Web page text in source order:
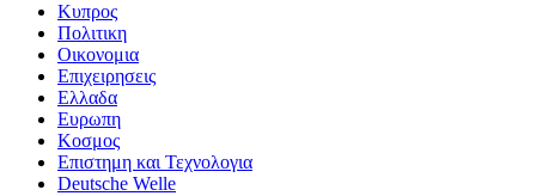
Κυπρος
Πολιτικη
Οικονομια
Επιχειρησεις
Ελλαδα
Ευρωπη
Κοσμος
Επιστημη και Τεχνολογια
Deutsche Welle